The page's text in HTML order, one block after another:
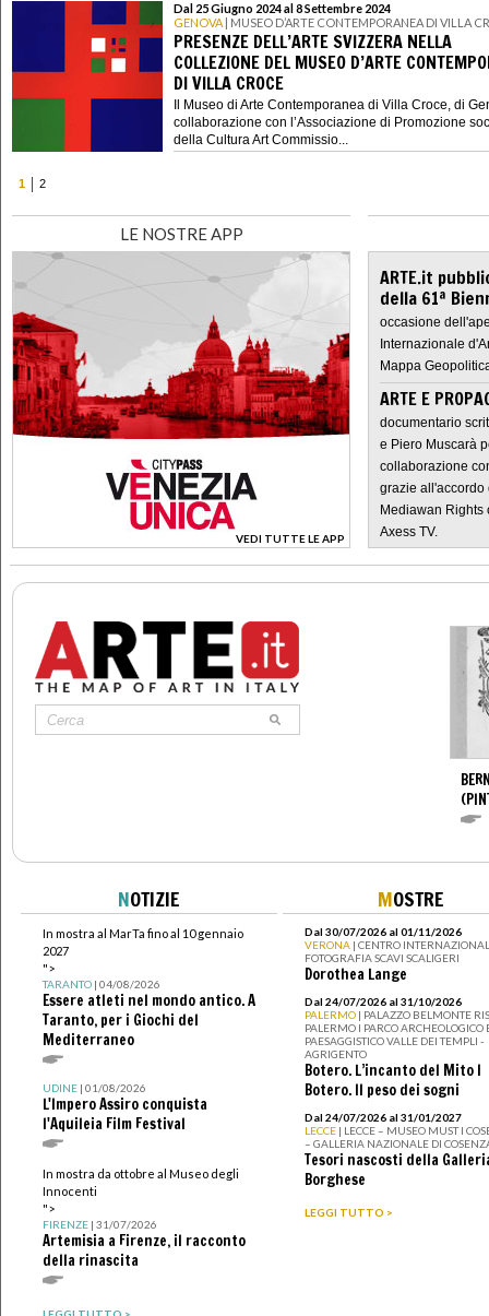
Dal 25 Giugno 2024 al 8 Settembre 2024
GENOVA | MUSEO D’ARTE CONTEMPORANEA DI VILLA
PRESENZE DELL’ARTE SVIZZERA NELLA
COLLEZIONE DEL MUSEO D’ARTE
DI VILLA CROCE
Il Museo di Arte Contemporanea di Villa Croce, di
collaborazione con l’Associazione di Promozione
della Cultura Art Commissio...
1 2
LE NOSTRE APP
VEDI TUTTE LE APP
>
ARTE.it
della 61ª
occasione
Internazionale
Mappa
ARTE E
documentario
e Piero Muscarà
collaborazione
grazie all'accordo
Mediawan
Axess TV.
NOTIZIE
In mostra al MarTa fino al 10 gennaio
2027
">
TARANTO| 04/08/2026
Essere atleti nel mondo antico. A
Taranto, per i Giochi del
Mediterraneo
UDINE| 01/08/2026
L'Impero Assiro conquista
l'Aquileia Film Festival
In mostra da ottobre al Museo degli
Innocenti
">
FIRENZE| 31/07/2026
Artemisia a Firenze, il racconto
della rinascita
MOSTRE
Dal 30/07/2026 al 01/11/2026
VERONA | CENTRO
FOTOGRAFIA SCAVI SCALIGERI
Dorothea Lange
Dal 24/07/2026 al 31/10/2026
PALERMO | PALAZZO BELMONTE
PALERMO I PARCO ARCHEOLOGICO
PAESAGGISTICO VALLE DEI TEMPLI -
AGRIGENTO
Botero. L’incanto del Mito I
Botero. Il peso dei sogni
Dal 24/07/2026 al 31/01/2027
LECCE | LECCE – MUSEO MUST I
– GALLERIA NAZIONALE DI
Tesori nascosti della
Borghese
LEGGI TUTTO >